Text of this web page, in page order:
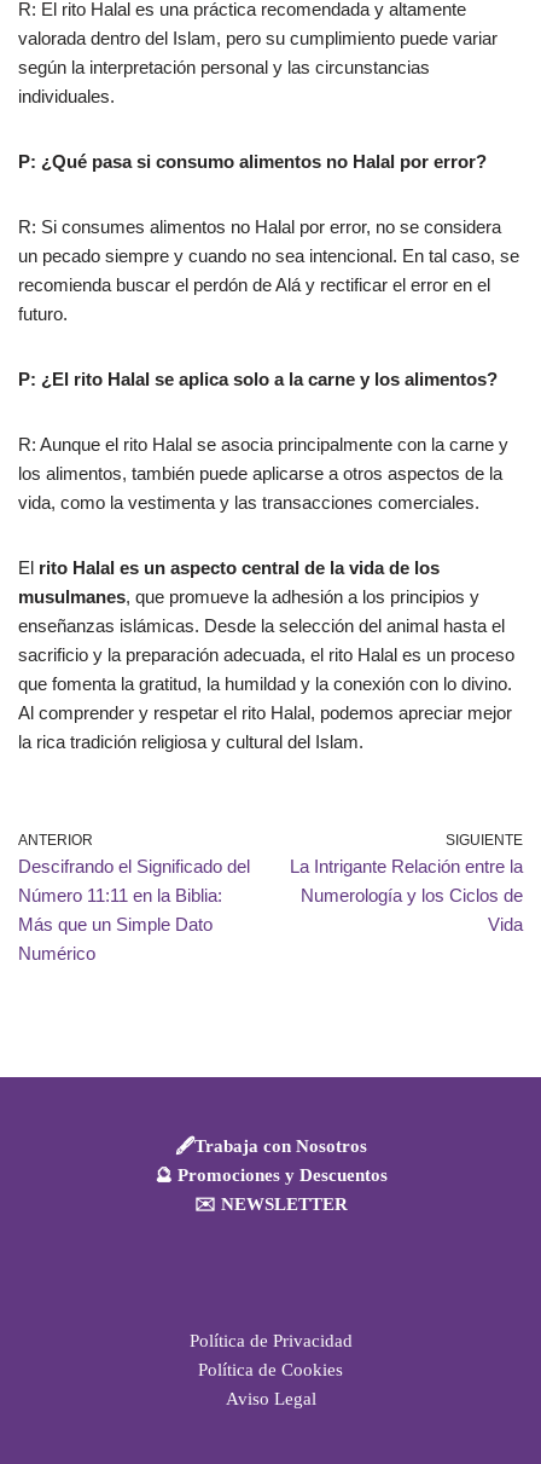
R: El rito Halal es una práctica recomendada y altamente
valorada dentro del Islam, pero su cumplimiento puede variar
según la interpretación personal y las circunstancias
individuales.
P: ¿Qué pasa si consumo alimentos no Halal por error?
R: Si consumes alimentos no Halal por error, no se considera
un pecado siempre y cuando no sea intencional. En tal caso, se
recomienda buscar el perdón de Alá y rectificar el error en el
futuro.
P: ¿El rito Halal se aplica solo a la carne y los alimentos?
R: Aunque el rito Halal se asocia principalmente con la carne y
los alimentos, también puede aplicarse a otros aspectos de la
vida, como la vestimenta y las transacciones comerciales.
El rito Halal es un aspecto central de la vida de los
musulmanes, que promueve la adhesión a los principios y
enseñanzas islámicas. Desde la selección del animal hasta el
sacrificio y la preparación adecuada, el rito Halal es un proceso
que fomenta la gratitud, la humildad y la conexión con lo divino.
Al comprender y respetar el rito Halal, podemos apreciar mejor
la rica tradición religiosa y cultural del Islam.
ANTERIOR
Descifrando el Significado del
Número 11:11 en la Biblia:
Más que un Simple Dato
Numérico
SIGUIENTE
La Intrigante Relación entre la
Numerología y los Ciclos de
Vida
🖋️Trabaja con Nosotros
🔮 Promociones y Descuentos
✉️ NEWSLETTER
Política de Privacidad
Política de Cookies
Aviso Legal